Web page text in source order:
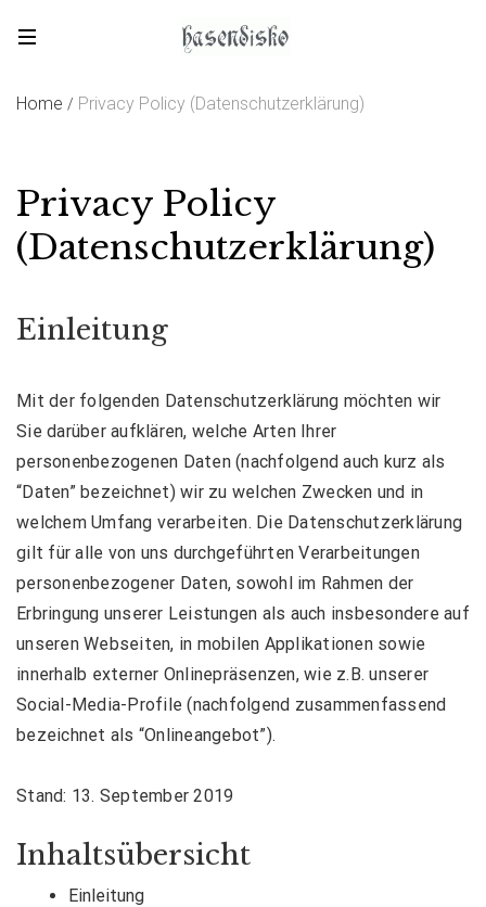
Home / Privacy Policy (Datenschutzerklärung)
Privacy Policy
(Datenschutzerklärung)
Einleitung
Mit der folgenden Datenschutzerklärung möchten wir
Sie darüber aufklären, welche Arten Ihrer
personenbezogenen Daten (nachfolgend auch kurz als
“Daten” bezeichnet) wir zu welchen Zwecken und in
welchem Umfang verarbeiten. Die Datenschutzerklärung
gilt für alle von uns durchgeführten Verarbeitungen
personenbezogener Daten, sowohl im Rahmen der
Erbringung unserer Leistungen als auch insbesondere auf
unseren Webseiten, in mobilen Applikationen sowie
innerhalb externer Onlinepräsenzen, wie z.B. unserer
Social-Media-Profile (nachfolgend zusammenfassend
bezeichnet als “Onlineangebot”).
Stand: 13. September 2019
Inhaltsübersicht
Einleitung